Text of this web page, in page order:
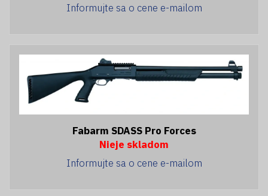
Informujte sa o cene e-mailom
Fabarm SDASS Pro Forces
Nieje skladom
Informujte sa o cene e-mailom